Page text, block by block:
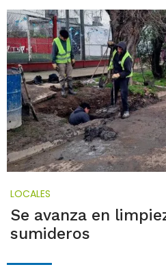
LOCALES
Se avanza en
sumideros